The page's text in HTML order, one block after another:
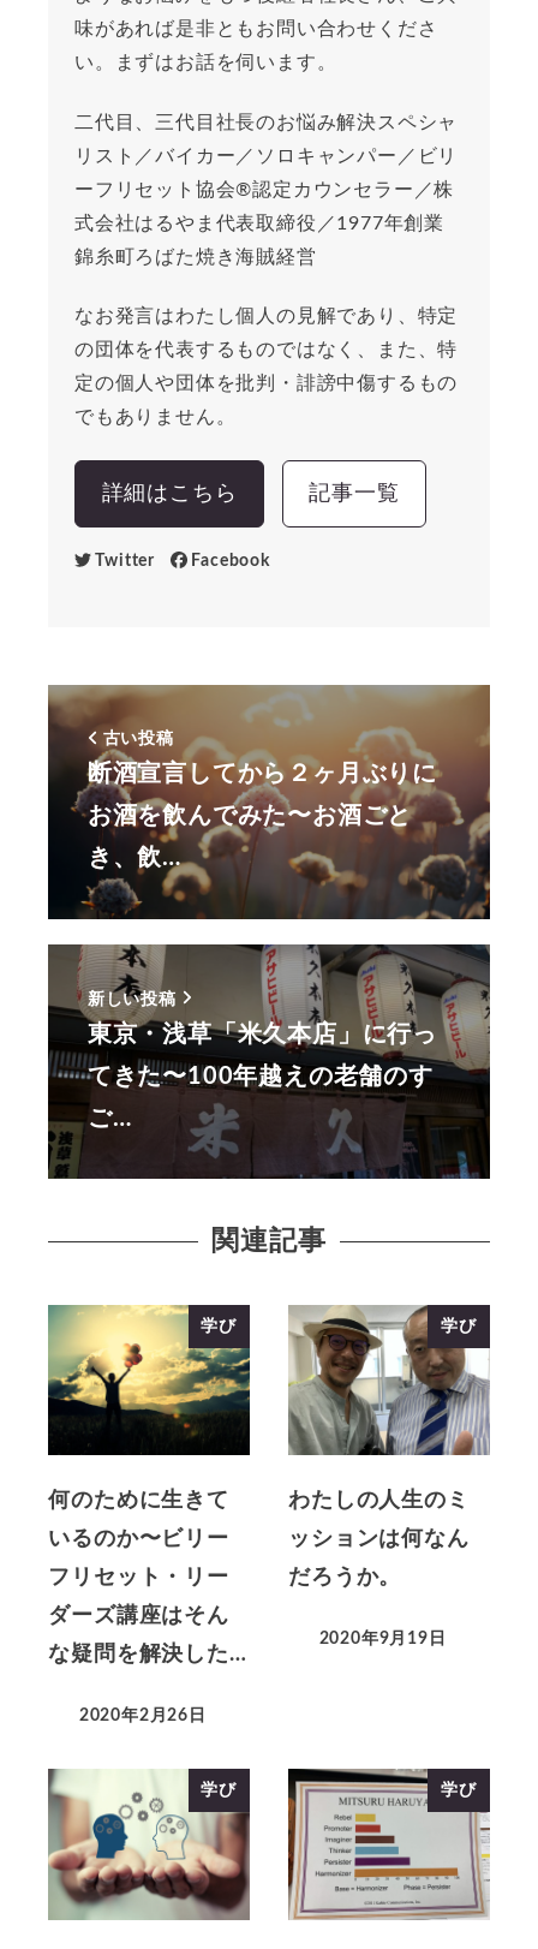
味があれば是非ともお問い合わせくださ
い。まずはお話を伺います。
二代目、三代目社長のお悩み解決スペシャ
リスト／バイカー／ソロキャンパー／ビリ
ーフリセット協会®︎認定カウンセラー／株
式会社はるやま代表取締役／1977年創業
錦糸町ろばた焼き海賊経営
なお発言はわたし個人の見解であり、特定
の団体を代表するものではなく、また、特
定の個人や団体を批判・誹謗中傷するもの
でもありません。
詳細はこちら 記事一覧
Twitter Facebook
古い投稿
断酒宣言してから２ヶ月ぶりに
お酒を飲んでみた〜お酒ごと
き、飲…
新しい投稿
東京・浅草「米久本店」に行っ
てきた〜100年越えの老舗のす
ご…
関連記事
学び
何のために生きて
いるのか〜ビリー
フリセット・リー
ダーズ講座はそん
な疑問を解決した…
2020年2月26日
学び
わたしの人生のミ
ッションは何なん
だろうか。
2020年9月19日
学び 学び